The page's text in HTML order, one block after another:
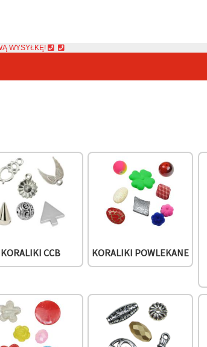
WYSYŁKĘ!
KORALIKI CCB KORALIKI POWLEKANE